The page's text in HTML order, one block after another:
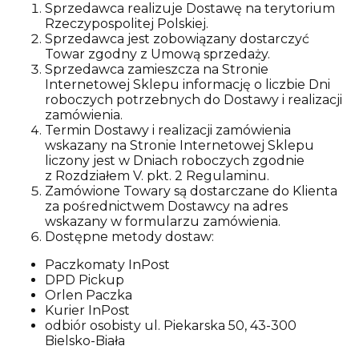
Sprzedawca realizuje Dostawę na terytorium
Rzeczypospolitej Polskiej.
Sprzedawca jest zobowiązany dostarczyć
Towar zgodny z Umową sprzedaży.
Sprzedawca zamieszcza na Stronie
Internetowej Sklepu informację o liczbie Dni
roboczych potrzebnych do Dostawy i realizacji
zamówienia.
Termin Dostawy i realizacji zamówienia
wskazany na Stronie Internetowej Sklepu
liczony jest w Dniach roboczych zgodnie
z Rozdziałem V. pkt. 2 Regulaminu.
Zamówione Towary są dostarczane do Klienta
za pośrednictwem Dostawcy na adres
wskazany w formularzu zamówienia.
Dostępne metody dostaw:
Paczkomaty InPost
DPD Pickup
Orlen Paczka
Kurier InPost
odbiór osobisty ul. Piekarska 50, 43-300
Bielsko-Biała